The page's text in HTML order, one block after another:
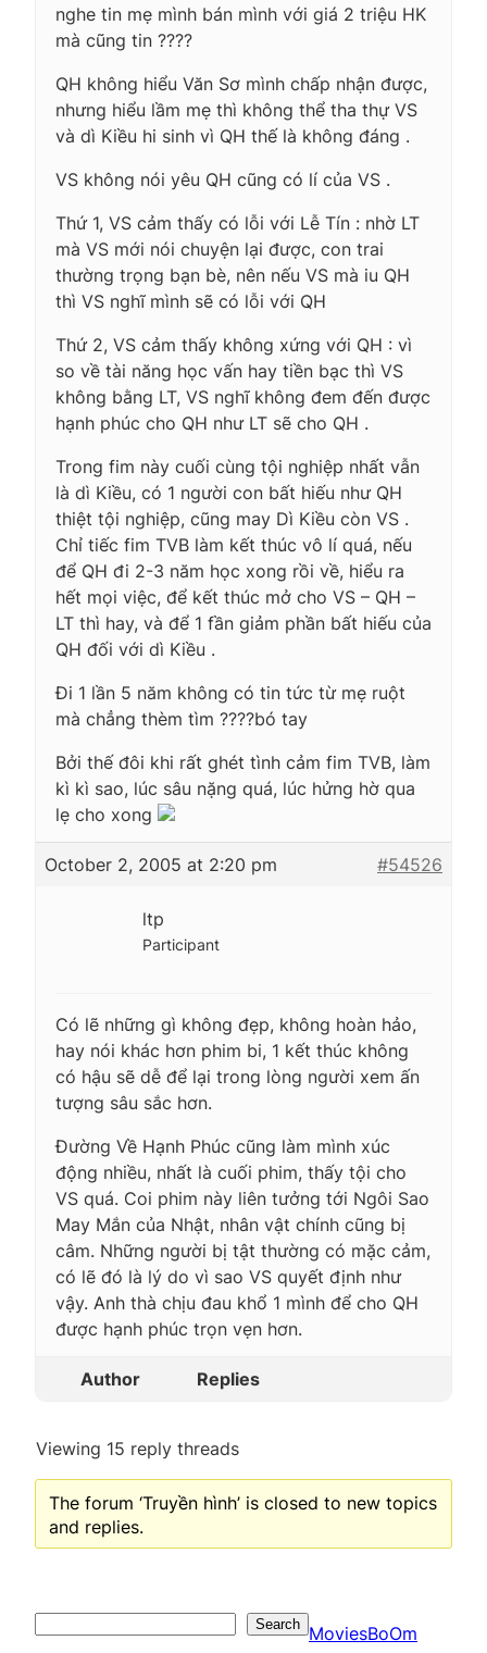
nghe tin mẹ mình bán mình với giá 2 triệu HK
mà cũng tin ????
QH không hiểu Văn Sơ mình chấp nhận được,
nhưng hiểu lầm mẹ thì không thể tha thự VS
và dì Kiều hi sinh vì QH thế là không đáng .
VS không nói yêu QH cũng có lí của VS .
Thứ 1, VS cảm thấy có lỗi với Lễ Tín : nhờ LT
mà VS mới nói chuyện lại được, con trai
thường trọng bạn bè, nên nếu VS mà iu QH
thì VS nghĩ mình sẽ có lỗi với QH
Thứ 2, VS cảm thấy không xứng với QH : vì
so về tài năng học vấn hay tiền bạc thì VS
không bằng LT, VS nghĩ không đem đến được
hạnh phúc cho QH như LT sẽ cho QH .
Trong fim này cuối cùng tội nghiệp nhất vẫn
là dì Kiều, có 1 người con bất hiếu như QH
thiệt tội nghiệp, cũng may Dì Kiều còn VS .
Chỉ tiếc fim TVB làm kết thúc vô lí quá, nếu
để QH đi 2-3 năm học xong rồi về, hiểu ra
hết mọi việc, để kết thúc mở cho VS – QH –
LT thì hay, và để 1 fần giảm phần bất hiếu của
QH đối với dì Kiều .
Đi 1 lần 5 năm không có tin tức từ mẹ ruột
mà chẳng thèm tìm ????bó tay
Bởi thế đôi khi rất ghét tình cảm fim TVB, làm
kì kì sao, lúc sâu nặng quá, lúc hửng hờ qua
lẹ cho xong
October 2, 2005 at 2:20 pm #54526
ltp
Participant
Có lẽ những gì không đẹp, không hoàn hảo,
hay nói khác hơn phim bi, 1 kết thúc không
có hậu sẽ dễ để lại trong lòng người xem ấn
tượng sâu sắc hơn.
Đường Về Hạnh Phúc cũng làm mình xúc
động nhiều, nhất là cuối phim, thấy tội cho
VS quá. Coi phim này liên tưởng tới Ngôi Sao
May Mắn của Nhật, nhân vật chính cũng bị
câm. Những người bị tật thường có mặc cảm,
có lẽ đó là lý do vì sao VS quyết định như
vậy. Anh thà chịu đau khổ 1 mình để cho QH
được hạnh phúc trọn vẹn hơn.
Author Replies
Viewing 15 reply threads
The forum ‘Truyền hình’ is closed to new topics
and replies.
Search MoviesBoOm